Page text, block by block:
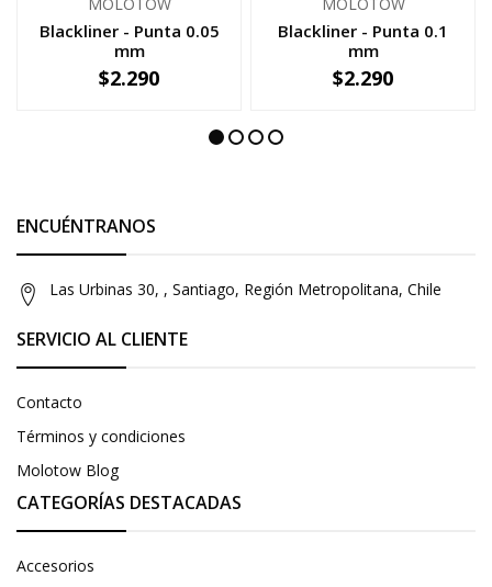
Blackliner - Punta 0.05
mm
NO DISPONIBLE
$2.290
Blackliner - Punta 0.1
mm
NO DISPONIBLE
$2.290
ENCUÉNTRANOS
Las Urbinas 30, , Santiago, Región Metropolitana, Chile
SERVICIO AL CLIENTE
Contacto
Términos y condiciones
Molotow Blog
CATEGORÍAS DESTACADAS
Accesorios